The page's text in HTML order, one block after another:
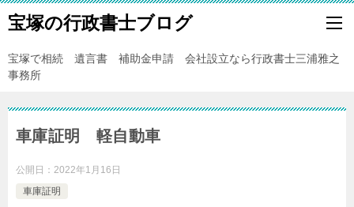
宝塚の行政書士ブログ
宝塚で相続 遺言書 補助金申請 会社設立なら行政書士三浦雅之
事務所
車庫証明 軽自動車
公開日： 2022年1月16日
車庫証明